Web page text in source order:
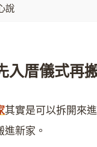
說
入厝儀式再
其實是可以拆開來
新家。